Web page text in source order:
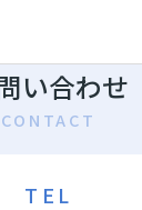
管理し、更
ます。更新を
い合わせ
CONTACT
TEL